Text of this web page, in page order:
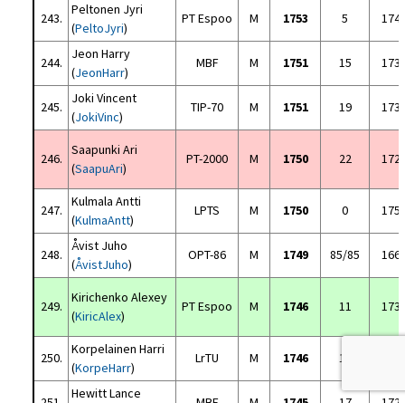
243.
Peltonen Jyri
(PeltoJyri)
PT Espoo M 1753 5
244.
Jeon Harry
(JeonHarr)
MBF M 1751 15
245.
Joki Vincent
(JokiVinc)
TIP-70 M 1751 19
246.
Saapunki Ari
(SaapuAri)
PT-2000 M 1750 22
247.
Kulmala Antti
(KulmaAntt)
LPTS M 1750 0
248.
Åvist Juho
(ÅvistJuho)
OPT-86 M 1749 85/85
249.
Kirichenko Alexey
(KiricAlex)
PT Espoo M 1746 11
250.
Korpelainen Harri
(KorpeHarr)
LrTU M 1746 18
Hewitt Lance